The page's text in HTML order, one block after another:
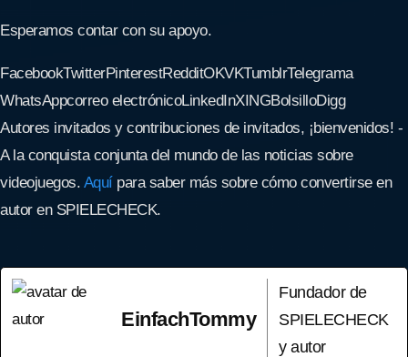
Esperamos contar con su apoyo.
FacebookTwitterPinterestRedditOKVKTumblrTelegrama
WhatsAppcorreo electrónicoLinkedInXINGBolsilloDigg
Autores invitados y contribuciones de invitados, ¡bienvenidos! -
A la conquista conjunta del mundo de las noticias sobre
videojuegos. Aquípara saber más sobre cómo convertirse en
autor en SPIELECHECK.
EinfachTommy
Fundador de
SPIELECHECK
y autor